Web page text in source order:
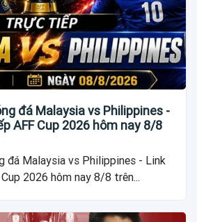
đá Malaysia vs Philippines -
AFF Cup 2026 hôm nay 8/8
đá Malaysia vs Philippines - Link
2026 hôm nay 8/8 trên...